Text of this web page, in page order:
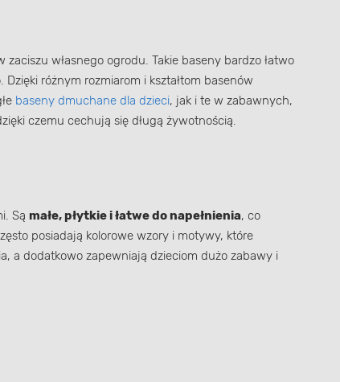
własnego ogrodu. Takie baseny bardzo łatwo
różnym rozmiarom i kształtom basenów
baseny dmuchane dla dzieci, jak i te w zabawnych,
czemu cechują się długą żywotnością.
Są małe, płytkie i łatwe do napełnienia, co
posiadają kolorowe wzory i motywy, które
a dodatkowo zapewniają dzieciom dużo zabawy i